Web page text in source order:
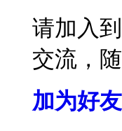
请加入
交流，
加为好友